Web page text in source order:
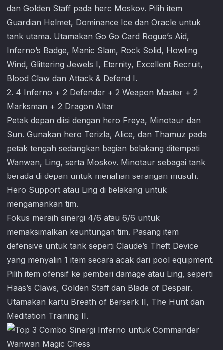
dan Golden Staff pada hero Moskov. Pilih item
Guardian Helmet, Dominance Ice dan Oracle untuk
tank utama. Utamakan Go Go Card Rogue’s Aid,
Inferno’s Badge, Manic Slam, Rock Solid, Howling
Wind, Glittering Jewels I, Eternity, Excellent Recruit,
Blood Claw dan Attack & Defend I.
2. 4 Inferno + 2 Defender + 2 Weapon Master + 2
Marksman + 2 Dragon Altar
Petak depan diisi dengan hero Freya, Minotaur dan
Sun. Gunakan hero Terizla, Alice, dan Thamuz pada
petak tengah sedangkan bagian belakang ditempati
Wanwan, Ling, serta Moskov. Minotaur sebagai tank
berada di depan untuk menahan serangan musuh.
Hero Support atau Ling di belakang untuk
mengamankan tim.
Fokus meraih sinergi 4/6 atau 6/6 untuk
memaksimalkan keuntungan tim. Pasang item
defensive untuk tank seperti Claude’s Theft Device
yang menyalin 1 item secara acak dari pool equipment.
Pilih item ofensif ke pemberi damage atau Ling, seperti
Haas’s Claws, Golden Staff dan Blade of Despair.
Utamakan kartu Breath of Berserk II, The Hunt dan
Meditation Training II.